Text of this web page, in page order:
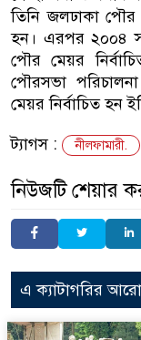
তিনি জলঢাকা পৌর
হন। এরপর ২০০৪
পৌর মেয়র
পৌরসভা
মেয়র নির্বাচিত হন
ট্যাগস :
নীলফামারী.
নিউজটি শেয়ার
এ ক্যাটাগরির